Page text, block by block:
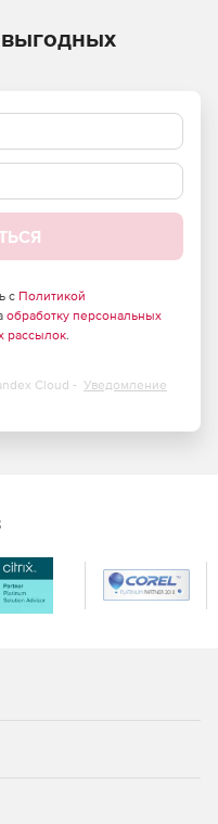
выгодных
с Политикой
обработку персональных
рассылок.
Cloud - Уведомление